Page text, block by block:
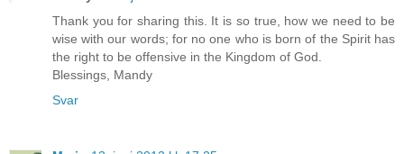
Thank you for sharing this. It is so true, how we need to be
wise with our words; for no one who is born of the Spirit has
the right to be offensive in the Kingdom of God.
Blessings, Mandy
Svar